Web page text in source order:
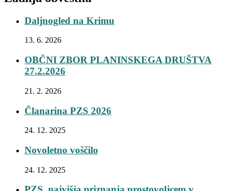
Daljnogled na Krimu
13. 6. 2026
OBČNI ZBOR PLANINSKEGA DRUŠTVA
27.2.2026
21. 2. 2026
Članarina PZS 2026
24. 12. 2025
Novoletno voščilo
24. 12. 2025